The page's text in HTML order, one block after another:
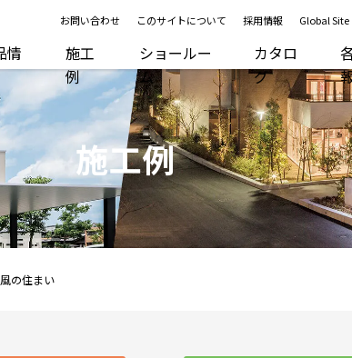
お問い合わせ このサイトについて 採用情報 Global Site
情
施工
例
ショールー
ム
カタロ
グ
施工例
の住まい